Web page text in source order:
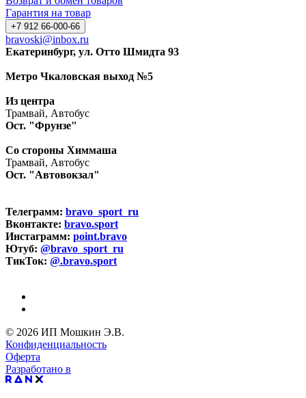
Гарантия на товар
+7 912 66-000-66
bravoski@inbox.ru
Екатеринбург, ул. Отто Шмидта 93
Метро Чкаловская выход №5
Из центра
Трамвай, Автобус
Ост. "Фрунзе"
Со стороны Химмаша
Трамвай, Автобус
Ост. "Автовокзал"
Телеграмм: bravo_sport_ru
Вконтакте: bravo.sport
Инстаграмм: point.bravo
Ютуб: @bravo_sport_ru
ТикТок: @.bravo.sport
© 2026 ИП Мошкин Э.В.
Конфиденциальность
Оферта
Разработано в